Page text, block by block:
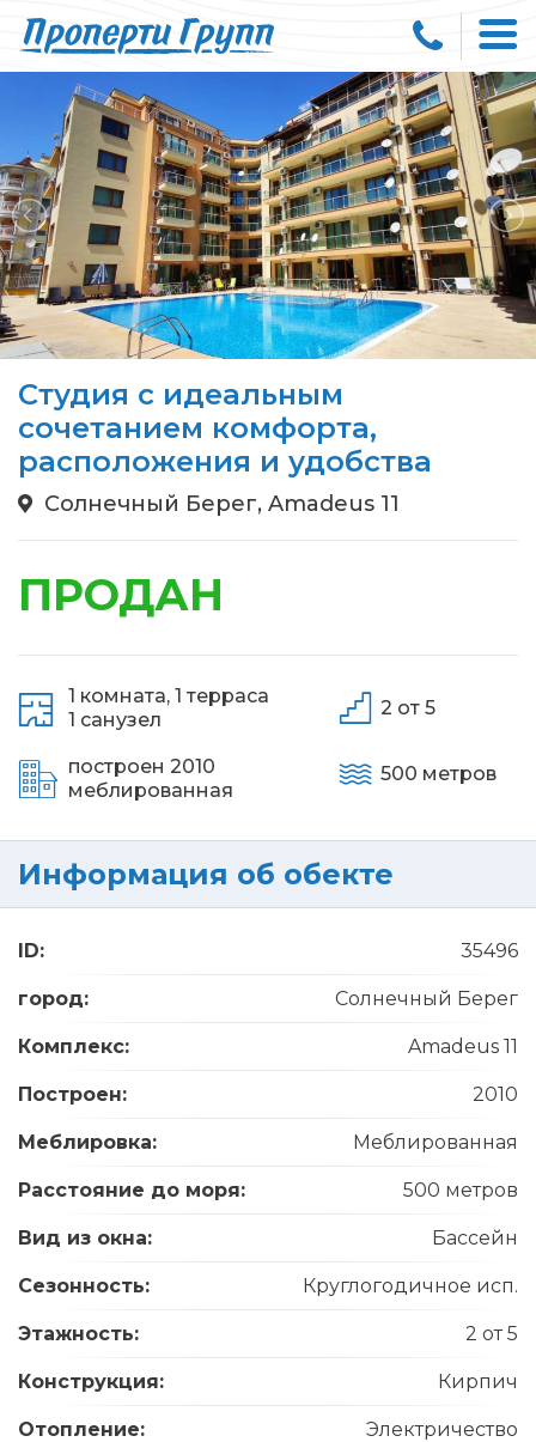
Студия с идеальным
сочетанием комфорта,
расположения и удобства
Солнечный Берег, Amadeus 11
ПРОДАН
1 комната, 1 терраса
1 санузел
построен 2010
меблированная
2 от 5
500 метров
Информация об обекте
ID: 35496
город: Солнечный Берег
Комплекс: Amadeus 11
Построен: 2010
Меблировка: Меблированная
Расстояние до моря: 500 метров
Вид из окна: Бассейн
Сезонность: Круглогодичное исп.
Этажность: 2 от 5
Конструкция: Кирпич
Отопление: Электричество